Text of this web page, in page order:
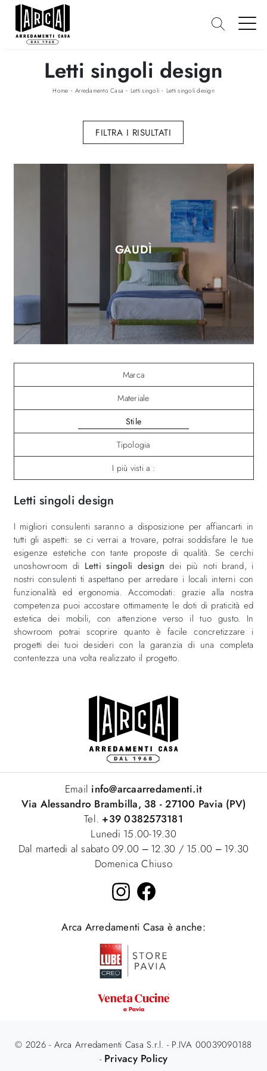
Letti singoli design
Home - Arredamento Casa - Letti singoli - Letti singoli design
FILTRA I RISULTATI
GAUDÌ
Marca
Materiale
Stile
Tipologia
I più visti a :
Letti singoli design
I migliori consulenti saranno a disposizione per affiancarti in
tutti gli aspetti: se ci verrai a trovare, potrai soddisfare le tue
esigenze estetiche con tante proposte di qualità. Se cerchi
unoshowroom di Letti singoli design dei più noti brand, i
nostri consulenti ti aspettano per arredare i locali interni con
funzionalità ed ergonomia. Accomodati: grazie alla nostra
competenza puoi accostare ottimamente le doti di praticità ed
estetica dei mobili, con attenzione verso il tuo gusto. In
showroom potrai scoprire quanto è facile concretizzare i
progetti dei tuoi desideri con la garanzia di una completa
contentezza una volta realizzato il progetto.
Email info@arcaarredamenti.it
Via Alessandro Brambilla, 38 - 27100 Pavia (PV)
Tel. +39 0382573181
Lunedi 15.00-19.30
Dal martedi al sabato 09.00 – 12.30 / 15.00 – 19.30
Domenica Chiuso
Arca Arredamenti Casa è anche:
© 2026 - Arca Arredamenti Casa S.r.l. - P.IVA 00039090188
- Privacy Policy